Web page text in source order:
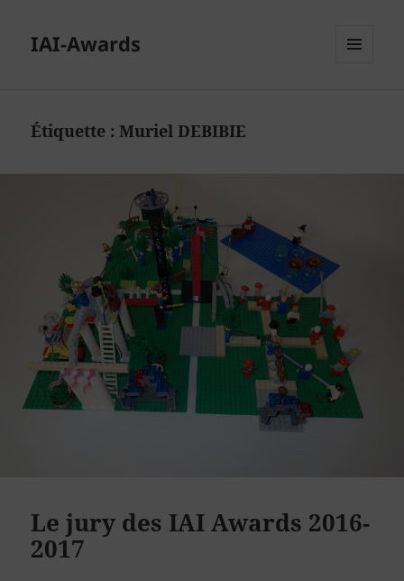
IAI-Awards
Étiquette :Muriel DEBIBIE
Le jury des IAI Awards 2016-
2017